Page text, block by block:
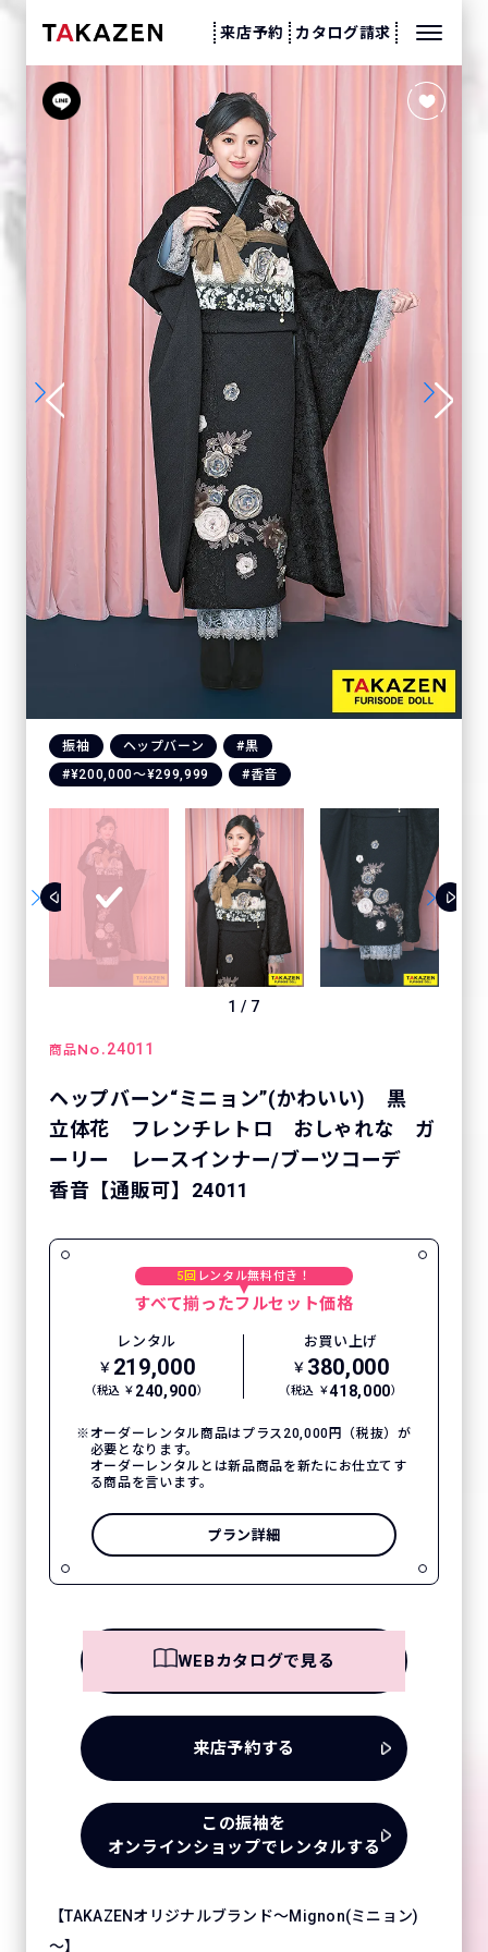
来店予約 カタログ請求
振袖 ヘップバーン
#黒
#¥200,000〜¥299,999
#香音
1 / 7
商品No.24011
ヘップバーン“ミニョン”(かわいい) 黒
立体花 フレンチレトロ おしゃれな ガ
ーリー レースインナー/ブーツコーデ
香音【通販可】24011
5回 レンタル無料付き！
すべて揃ったフルセット価格
レンタル
￥ 219,000
（税込 ￥ 240,900）
お買い上げ
￥ 380,000
（税込 ￥418,000）
オーダーレンタル商品はプラス20,000円（税抜）が
必要となります。
オーダーレンタルとは新品商品を新たにお仕立てす
る商品を言います。
プラン詳細
WEBカタログで見る
来店予約する
この振袖を
オンラインショップでレンタルする
【TAKAZENオリジナルブランド～Mignon(ミニョン)
～】